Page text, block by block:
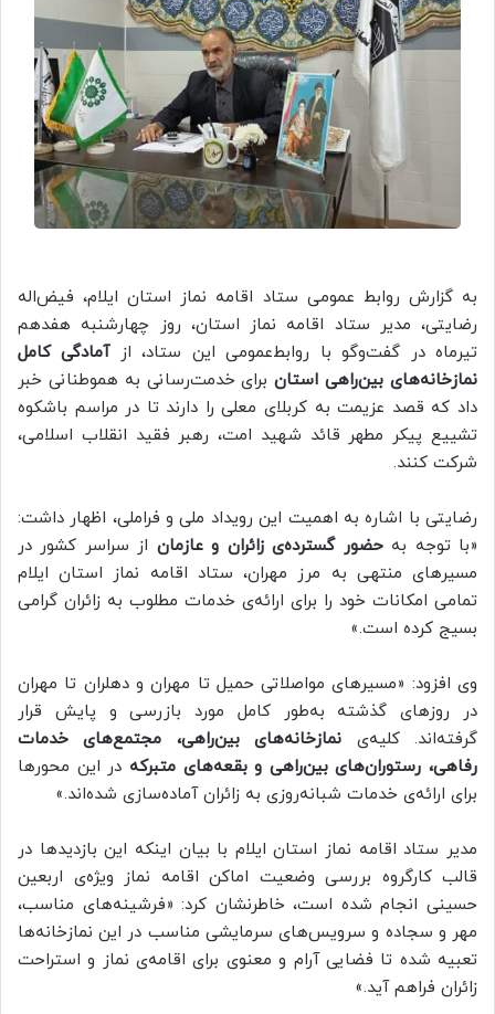
به گزارش روابط عمومی ستاد اقامه نماز استان ایلام، فیض‌اله
رضایتی، مدیر ستاد اقامه نماز استان، روز چهارشنبه هفدهم
تیرماه در گفت‌وگو با روابط‌عمومی این ستاد، ازآمادگی کامل
نمازخانه‌های بین‌راهی استانبرای خدمت‌رسانی به هموطنانی خبر
داد که قصد عزیمت به کربلای معلی را دارند تا در مراسم باشکوه
تشییع پیکر مطهر قائد شهید امت، رهبر فقید انقلاب اسلامی،
شرکت کنند.
رضایتی با اشاره به اهمیت این رویداد ملی و فراملی، اظهار داشت:
«با توجه بهحضور گسترده‌ی زائران و عازمان از سراسر کشور در
مسیرهای منتهی به مرز مهران، ستاد اقامه نماز استان ایلام
تمامی امکانات خود را برای ارائه‌ی خدمات مطلوب به زائران گرامی
بسیج کرده است.»
وی افزود: «مسیرهای مواصلاتی حمیل تا مهران و دهلران تا مهران
در روزهای گذشته به‌طور کامل مورد بازرسی و پایش قرار
گرفته‌اند. کلیه‌ی نمازخانه‌های بین‌راهی، مجتمع‌های خدمات
رفاهی، رستوران‌های بین‌راهی و بقعه‌های متبرکه در این محورها
برای ارائه‌ی خدمات شبانه‌روزی به زائران آماده‌سازی شده‌اند.»
مدیر ستاد اقامه نماز استان ایلام با بیان اینکه این بازدیدها در
قالب کارگروه بررسی وضعیت اماکن اقامه نماز ویژه‌ی اربعین
حسینی انجام شده است، خاطرنشان کرد: «فرشینه‌های مناسب،
مهر و سجاده و سرویس‌های سرمایشی مناسب در این نمازخانه‌ها
تعبیه شده تا فضایی آرام و معنوی برای اقامه‌ی نماز و استراحت
زائران فراهم آید.»